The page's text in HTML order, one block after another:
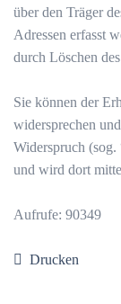
über den Träger
Adressen erfasst
durch Löschen
Sie können der
widersprechen
Widerspruch
und wird dort
Aufrufe: 90349
Drucken